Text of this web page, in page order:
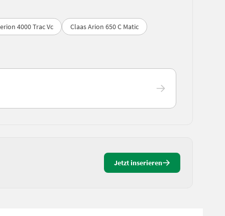
4000 Trac Vc
Claas Arion 650 C Matic
Jetzt inserieren